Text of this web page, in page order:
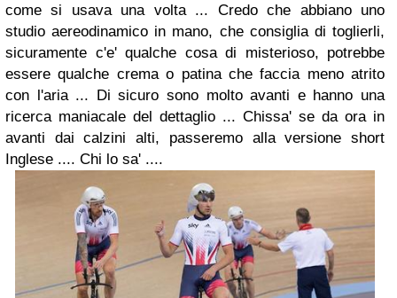
come si usava una volta ... Credo che abbiano uno
studio aereodinamico in mano, che consiglia di toglierli,
sicuramente c'e' qualche cosa di misterioso, potrebbe
essere qualche crema o patina che faccia meno atrito
con l'aria ... Di sicuro sono molto avanti e hanno una
ricerca maniacale del dettaglio ... Chissa' se da ora in
avanti dai calzini alti, passeremo alla versione short
Inglese .... Chi lo sa' ....